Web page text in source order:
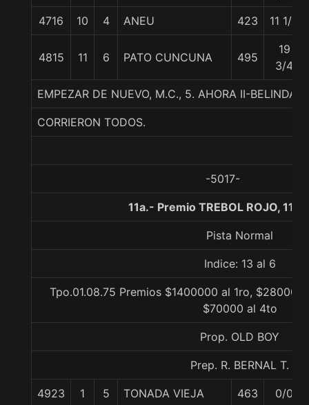
4716 10 4 ANEU 423 11 1/4
4815 11 6 PATO CUNCUNA 495
19
3/4
EMPEZAR DE NUEVO, M.C., 5. AHORA II-BELINDA
CORRIERON TODOS.
-5017-
11a.- Premio TREBOL ROJO,
Pista Normal
Indice: 13 al 6
Tpo.01.08.75 Premios $1400000 al 1ro,
$70000 al 4to
Prop. OLD BOY
Prep. R. BERNAL T.
4923 1 5 TONADA VIEJA 463 0/0